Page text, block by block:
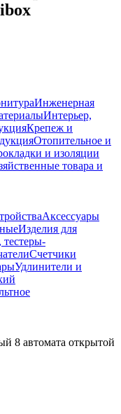
Инженерная
Интерьер,
Крепеж и
Отопительное и
и изоляции
товара и
Аксессуары
Изделия для
Счетчики
Удлинители и
8 автомата открытой